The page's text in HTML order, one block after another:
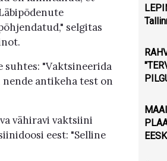
selgitas
suhtes: "Vaktsineerida
antikeha test on
vähiravi vaktsiini
eest: "Selline